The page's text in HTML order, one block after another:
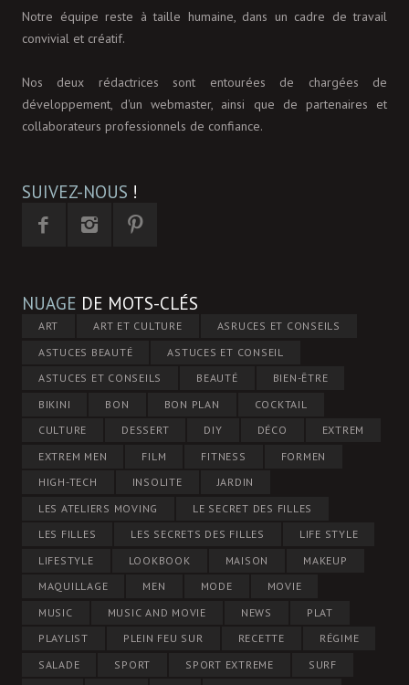
Notre équipe reste à taille humaine, dans un cadre de travail
convivial et créatif.
Nos deux rédactrices sont entourées de chargées de
développement, d'un webmaster, ainsi que de partenaires et
collaborateurs professionnels de confiance.
SUIVEZ-NOUS !
NUAGE DE MOTS-CLÉS
ART ART ET CULTURE
ASRUCES ET CONSEILS
ASTUCES BEAUTÉ
ASTUCES ET CONSEIL
ASTUCES ET CONSEILS
BEAUTÉ
BIEN-ÊTRE
BIKINI
BON BON PLAN
COCKTAIL
CULTURE
DESSERT DIY DÉCO
EXTREM
EXTREM MEN
FILM FITNESS
FORMEN
HIGH-TECH
INSOLITE
JARDIN
LES ATELIERS MOVING
LE SECRET DES FILLES
LES FILLES
LES SECRETS DES FILLES
LIFE STYLE
LIFESTYLE
LOOKBOOK MAISON
MAKEUP
MAQUILLAGE
MEN MODE
MOVIE
MUSIC
MUSIC AND MOVIE NEWS
PLAT
PLAYLIST
PLEIN FEU SUR RECETTE
RÉGIME
SALADE
SPORT SPORT EXTREME
SURF